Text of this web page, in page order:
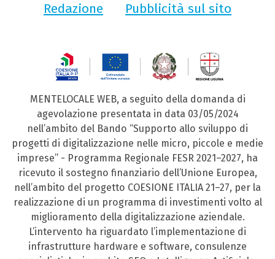
Redazione
Pubblicità sul sito
MENTELOCALE WEB, a seguito della domanda di
agevolazione presentata in data 03/05/2024
nell’ambito del Bando “Supporto allo sviluppo di
progetti di digitalizzazione nelle micro, piccole e medie
imprese” - Programma Regionale FESR 2021–2027, ha
ricevuto il sostegno finanziario dell’Unione Europea,
nell’ambito del progetto COESIONE ITALIA 21–27, per la
realizzazione di un programma di investimenti volto al
miglioramento della digitalizzazione aziendale.
L’intervento ha riguardato l’implementazione di
infrastrutture hardware e software, consulenze